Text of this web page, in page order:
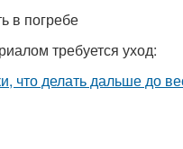
в погребе
требуется уход: